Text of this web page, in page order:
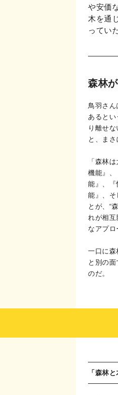
や安価
木を通
ってい
森林
鳥羽さ
あると
り離せ
と、ま
「森林
機能』、
能』、『
能』、そ
とが、“
れが相互
なアプロ
一口に森
と別の
のだ。
「森林